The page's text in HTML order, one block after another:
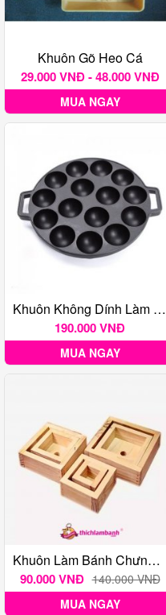
Khuôn Gõ Heo Cá
29.000 VNĐ - 48.000 VNĐ
MUA NGAY
Khuôn Không Dính Làm Bánh Bạch Tuộc Takoyaki Nhật 14 Bánh
190.000 VNĐ
MUA NGAY
Khuôn Làm Bánh Chưng Thông Minh 14 Cm Bằng Gỗ
90.000 VNĐ 140.000 VNĐ
MUA NGAY